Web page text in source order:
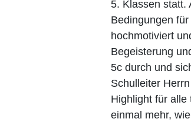
5. Klassen statt.
Bedingungen
hochmotiviert
Begeisterung
5c durch und
Schulleiter
Highlight für alle
einmal mehr,